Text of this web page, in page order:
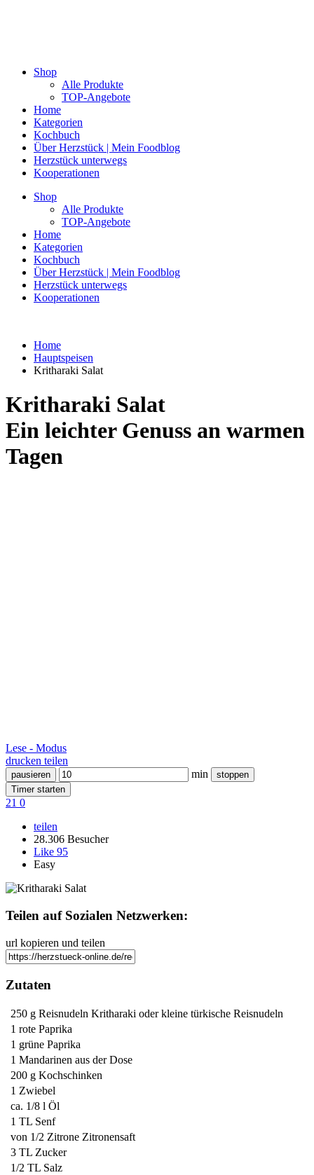
Shop
Alle Produkte
TOP-Angebote
Home
Kategorien
Kochbuch
Über Herzstück | Mein Foodblog
Herzstück unterwegs
Kooperationen
Shop
Alle Produkte
TOP-Angebote
Home
Kategorien
Kochbuch
Über Herzstück | Mein Foodblog
Herzstück unterwegs
Kooperationen
Home
Hauptspeisen
Kritharaki Salat
Kritharaki Salat
Ein leichter Genuss an warmen
Tagen
Lese - Modus
drucken teilen
pausieren min
stoppen
Timer starten
21 0
teilen
28.306 Besucher
Like 95
Easy
Teilen auf Sozialen Netzwerken:
url kopieren und teilen
Zutaten
250 g Reisnudeln Kritharaki oder kleine türkische Reisnudeln
1 rote Paprika
1 grüne Paprika
1 Mandarinen aus der Dose
200 g Kochschinken
1 Zwiebel
ca. 1/8 l Öl
1 TL Senf
von 1/2 Zitrone Zitronensaft
3 TL Zucker
1/2 TL Salz